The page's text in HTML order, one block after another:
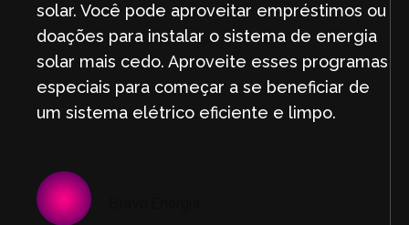
solar. Você pode aproveitar empréstimos ou
doações para instalar o sistema de energia
solar mais cedo. Aproveite esses programas
especiais para começar a se beneficiar de
um sistema elétrico eficiente e limpo.